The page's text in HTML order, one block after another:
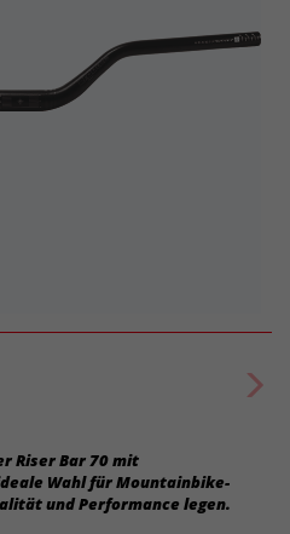
Riser Bar 70 mit
Wahl für Mountainbike-
und Performance legen.